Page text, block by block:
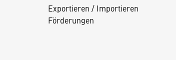
Exportieren / Importieren
Förderungen